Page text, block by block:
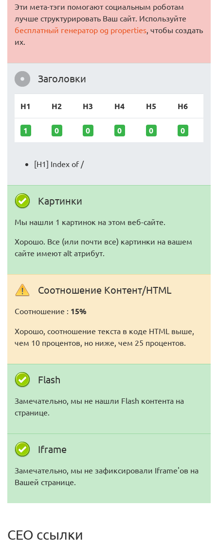
Эти мета-тэги помогают социальным роботам
лучше структурировать Ваш сайт. Используйте
бесплатный генератор og properties, чтобы создать
их.
Заголовки
H1 H2 H3 H4 H5 H6
1 0 0 0 0 0
[H1] Index of /
Картинки
Мы нашли 1 картинок на этом веб-сайте.
Хорошо. Все (или почти все) картинки на вашем
сайте имеют alt атрибут.
Соотношение Контент/HTML
Соотношение : 15%
Хорошо, соотношение текста в коде HTML выше,
чем 10 процентов, но ниже, чем 25 процентов.
Flash
Замечательно, мы не нашли Flash контента на
странице.
Iframe
Замечательно, мы не зафиксировали Iframe'ов на
Вашей странице.
СЕО ссылки